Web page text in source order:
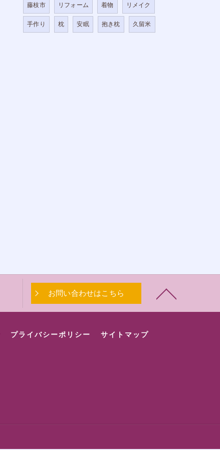
藤枝市 リフォーム 着物 リメイク
手作り 枕 安眠 抱き枕 久留米
お問い合わせはこちら
プライバシーポリシー サイトマップ